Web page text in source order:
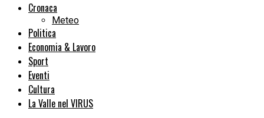
Cronaca
Meteo
Politica
Economia & Lavoro
Sport
Eventi
Cultura
La Valle nel VIRUS